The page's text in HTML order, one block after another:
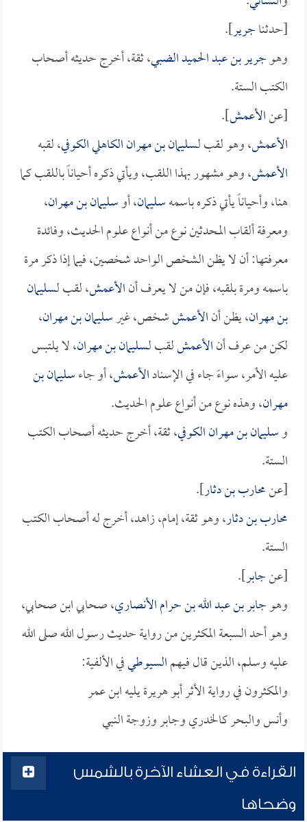
[حدثناجرير].
وهوجرير بن عبد الحميد الضبي، ثقة، أخرج حديثه أصحاب
الكتب الستة.
[عنالأعمش].
الأعمش، وهو لقب لـسليمان بن مهران الكاهلي الكوفي، لقبه
الأعمش، وهو مشهور بهذا اللقب، ويأتي ذكره أحياناً باللقب كما
هنا، وأحياناً يأتي ذكره باسمهسليمان، أوسليمان بن مهران،
ومعرفة ألقاب المحدثين نوع من أنواع علوم الحديث، وفائدة
معرفتها: أن لا يظن الشخص الواحد شخصين، فيما إذا ذكر مرة
باسمه ومرة بلقبه، فإن من لا يعرف أنالأعمش، لقب لـسليمان
بن مهران، يظن أنالأعمششخص، غيرسليمان بن مهران،
لكن من عرف أنالأعمشلقب لـسليمان بن مهران، لا يلتبس
عليه الأمر، سواءً جاء في الإسنادالأعمش، أو جاءسليمان بن
مهران، وهذه نوع من أنواع علوم الحديث.
وسليمان بن مهران الكوفي، ثقة، أخرج حديثه أصحاب الكتب
الستة.
[عنمحارب بن دثار].
محارب بن دثار، وهو ثقة، إمام، زاهد، أخرج له أصحاب الكتب
الستة.
[عنجابر].
وهوجابر بن عبد الله بن حرام الأنصاري، صحابي ابن صحابي،
وهو أحد السبعة المكثرين من رواية حديث رسول الله صلى الله
عليه وسلم، الذين قال فيهمالسيوطيفي الألفية:
والمكثرون في رواية الأثر أبو هريرة يليه ابن عمر
وأنس والبحر كالخدري وجابر وزوجة النبي
القراءة في العشاء الآخرة بالشمس
وضحاها